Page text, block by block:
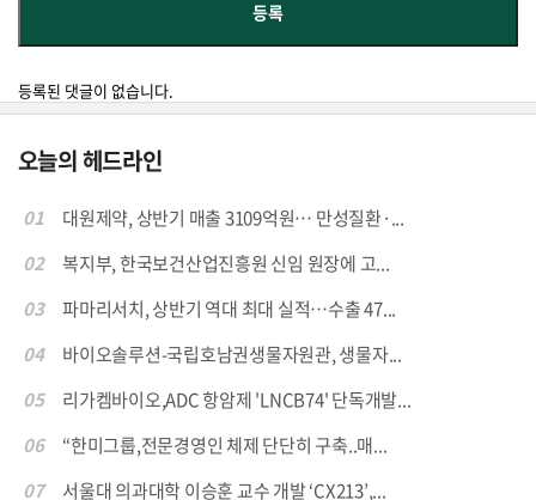
등록된 댓글이 없습니다.
오늘의 헤드라인
01
대원제약, 상반기 매출 3109억원… 만성질환·...
02
복지부, 한국보건산업진흥원 신임 원장에 고...
03
파마리서치, 상반기 역대 최대 실적…수출 47...
04
바이오솔루션-국립호남권생물자원관, 생물자...
05
리가켐바이오,ADC 항암제 'LNCB74' 단독개발...
06
“한미그룹,전문경영인 체제 단단히 구축..매...
07
서울대 의과대학 이승훈 교수 개발 ‘CX213’,...